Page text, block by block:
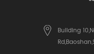
Building